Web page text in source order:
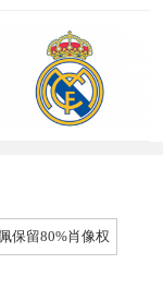
保留80%肖像权